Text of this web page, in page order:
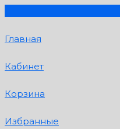
Главная
Кабинет
Корзина
Избранные